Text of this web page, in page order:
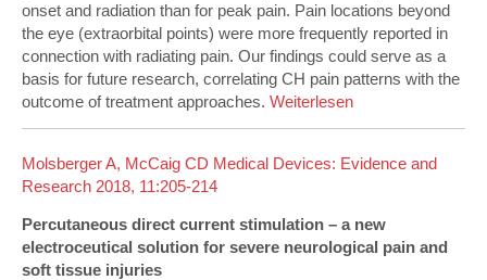
onset and radiation than for peak pain. Pain locations beyond
the eye (extraorbital points) were more frequently reported in
connection with radiating pain. Our findings could serve as a
basis for future research, correlating CH pain patterns with the
outcome of treatment approaches. Weiterlesen
Molsberger A, McCaig CD Medical Devices: Evidence and
Research 2018, 11:205-214
Percutaneous direct current stimulation – a new
electroceutical solution for severe neurological pain and
soft tissue injuries